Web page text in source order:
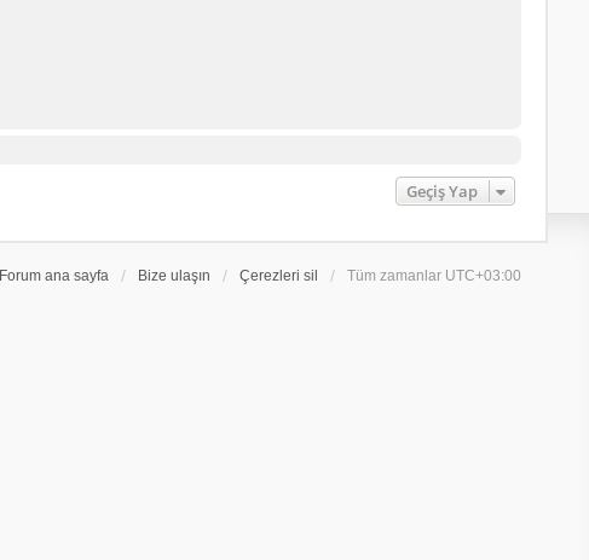
Geçiş Yap
Forum ana sayfa Bize ulaşın Çerezleri sil Tüm zamanlar UTC+03:00